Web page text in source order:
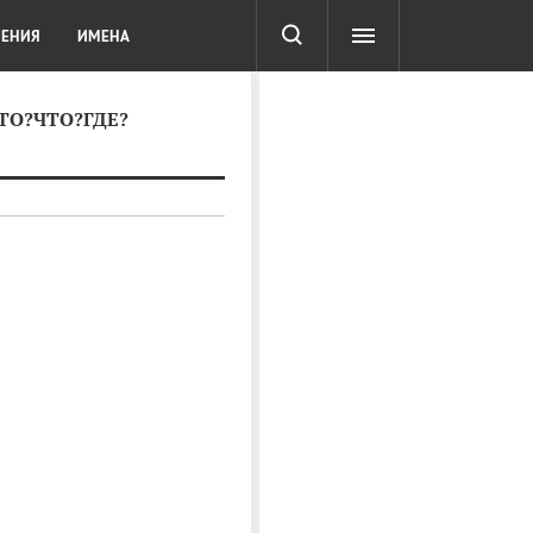
ТЕСТЫ
ИМЕНА